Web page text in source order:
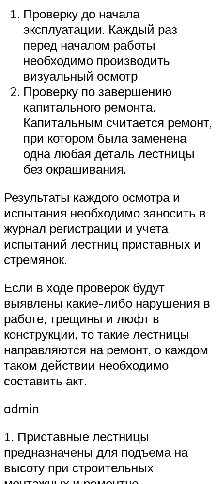
Проверку до начала
эксплуатации. Каждый раз
перед началом работы
необходимо производить
визуальный осмотр.
Проверку по завершению
капитального ремонта.
Капитальным считается ремонт,
при котором была заменена
одна любая деталь лестницы
без окрашивания.
Результаты каждого осмотра и
испытания необходимо заносить в
журнал регистрации и учета
испытаний лестниц приставных и
стремянок.
Если в ходе проверок будут
выявлены какие-либо нарушения в
работе, трещины и люфт в
конструкции, то такие лестницы
направляются на ремонт, о каждом
таком действии необходимо
составить акт.
admin
1. Приставные лестницы
предназначены для подъема на
высоту при строительных,